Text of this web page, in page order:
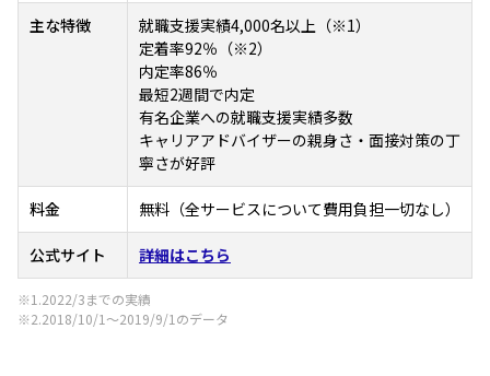
主な特徴
就職支援実績4,000名以上（※1）
定着率92％（※2）
内定率86％
最短2週間で内定
有名企業への就職支援実績多数
キャリアアドバイザーの親身さ・面接対策の丁
寧さが好評
料金 無料（全サービスについて費用負担一切なし）
公式サイト 詳細はこちら
※1.2022/3までの実績
※2.2018/10/1～2019/9/1のデータ